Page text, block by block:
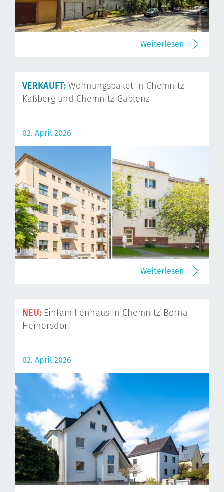
Weiterlesen
VERKAUFT: Wohnungspaket in Chemnitz-
Kaßberg und Chemnitz-Gablenz
02. April 2026
Weiterlesen
NEU: Einfamilienhaus in Chemnitz-Borna-
Heinersdorf
02. April 2026